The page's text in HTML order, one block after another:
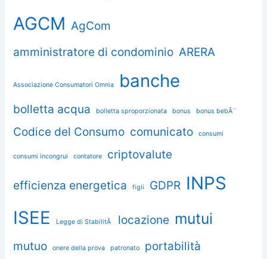
AGCM AgCom
amministratore di condominio ARERA
Associazione Consumatori Omnia banche
bolletta acqua bolletta sproporzionata bonus bonus bebÃ¨
Codice del Consumo comunicato consumi
consumi incongrui contatore criptovalute
efficienza energetica figli GDPR INPS
ISEE
Legge di StabilitÃ locazione mutui
mutuo onere della prova patronato
portabilità